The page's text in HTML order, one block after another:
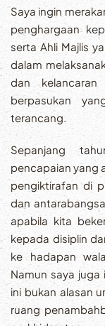
Saya ingin
penghargaan
serta Ahli Majlis
dalam
dan
berpasukan
terancang.
Sepanjang
pencapaian yang
pengiktirafan di
dan
apabila kita
kepada disiplin
ke hadapan
Namun saya juga
ini bukan alasan
ruang